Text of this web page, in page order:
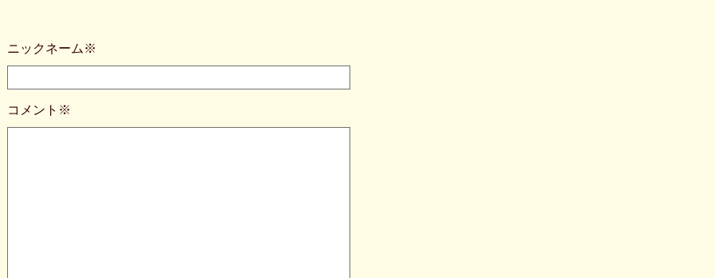
ニックネーム※
コメント※